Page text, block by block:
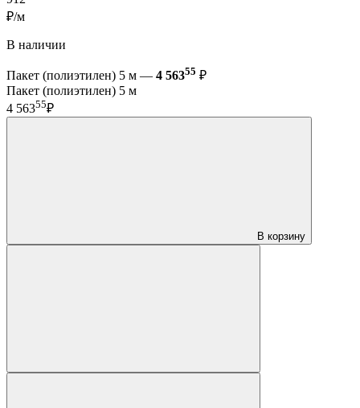
₽/м
В наличии
Пакет (полиэтилен) 5 м — 4 56355 ₽
Пакет (полиэтилен) 5 м
4 56355₽
В корзину